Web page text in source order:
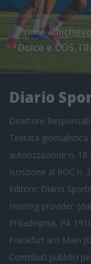
Prime
Dolce e COS,
Diario
Direttore
Testata giornalistica
autorizzazione n. 18
Iscrizione al ROC n.
Editore: Diario
Hosting provider:
Philadelphia, PA
Frankfurt am Main
Contributi pubblici